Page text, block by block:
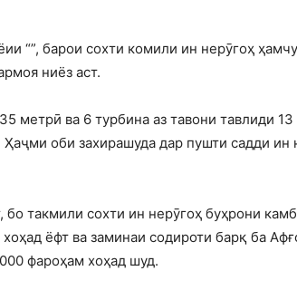
“”, барои сохти комили ин нерӯгоҳ
ниёз аст.
метрӣ ва 6 турбина аз тавони тавлиди
Ҳаҷми оби захирашуда дар пушти садди ин
такмили сохти ин нерӯгоҳ буҳрони
ёфт ва заминаи содироти барқ ба
фароҳам хоҳад шуд.